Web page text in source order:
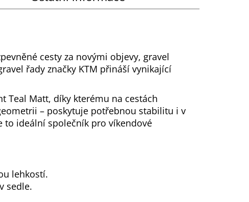
cesty za novými objevy, gravel
řady značky KTM přináší vynikající
Teal Matt, díky kterému na cestách
– poskytuje potřebnou stabilitu i v
to ideální společník pro víkendové
lehkostí.
sedle.